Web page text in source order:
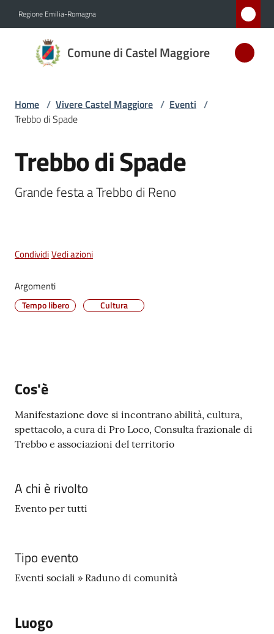
Regione Emilia-Romagna
Comune di Castel Maggiore
Comune
di Castel
D'ARGENTO
AL MERITO
Amministrazione
Servizi
Vivere
Castel
Amministrazione
Trasparente
Albo
Tutti
gli
Seguici
Home / Vivere Castel Maggiore / Eventi /
Trebbo di Spade
Salta al contenuto
Trebbo di Spade
Grande festa a Trebbo di Reno
CondividiVedi azioni
Argomenti
Tempo libero Cultura
Cos'è
Manifestazione dove si incontrano abilità, cultura,
spettacolo, a cura di Pro Loco, Consulta frazionale di
Trebbo e associazioni del territorio
A chi è rivolto
Evento per tutti
Tipo evento
Eventi sociali » Raduno di comunità
Luogo